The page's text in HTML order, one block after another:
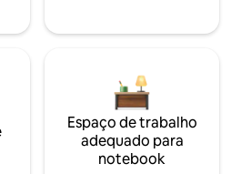
Espaço de trabalho
adequado para
notebook